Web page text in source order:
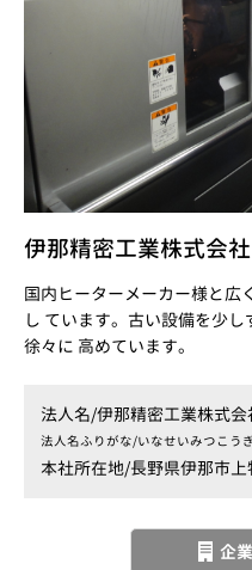
伊那精密工業株式会社
国内ヒーターメーカー様と広
し ています。古い設備を少
徐々に 高めています。
法人名/伊那精密工業株式会
法人名ふりがな/いなせいみつこう
本社所在地/長野県伊那市
企